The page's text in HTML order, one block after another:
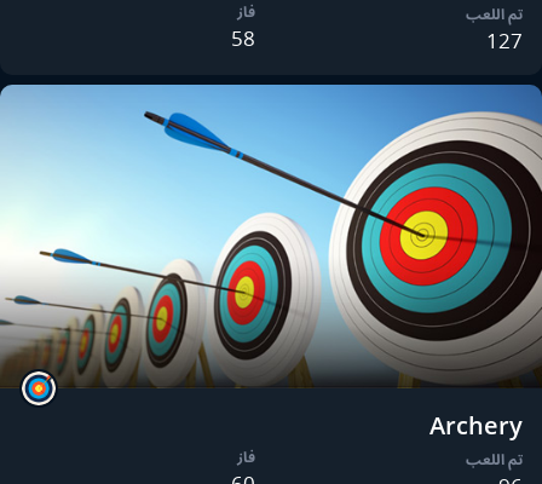
تم اللعب
127
فاز
58
Archery
تم اللعب فاز